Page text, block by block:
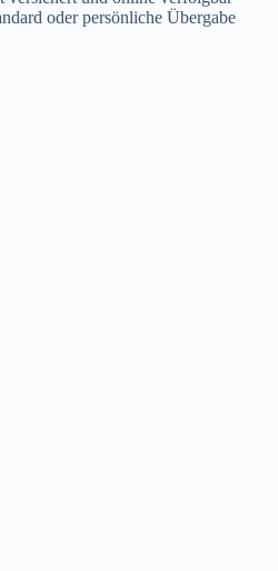
oder persönliche Übergabe